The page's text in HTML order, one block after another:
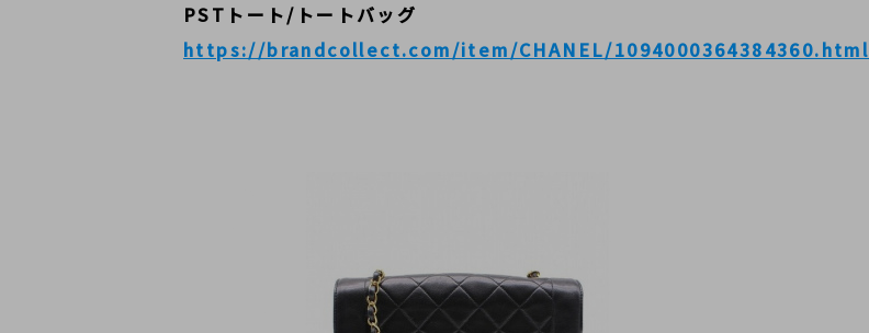
PSTトート/トートバッグ
https://brandcollect.com/item/CHANEL/1094000364384360.html